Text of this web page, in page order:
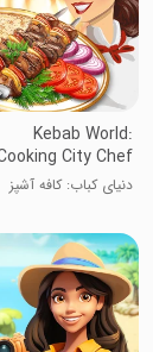
Kebab World:
City Chef
دنیای کباب: کافه آشپز